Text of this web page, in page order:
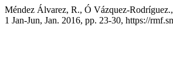
Méndez Álvarez, R., Ó Vázquez-
1 Jan-Jun, Jan. 2016, pp. 23-30, https://